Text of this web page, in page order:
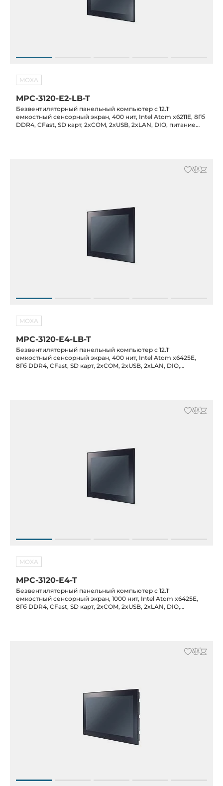
MOXA
MPC-3120-E2-LB-T
Безвентиляторный панельный компьютер с 12.1"
емкостный сенсорный экран, 400 нит, Intel Atom x6211E, 8Гб
DDR4, CFast, SD карт, 2xCOM, 2xUSB, 2xLAN, DIO, питание
MOXA
MPC-3120-E4-LB-T
Безвентиляторный панельный компьютер с 12.1"
емкостный сенсорный экран, 400 нит, Intel Atom x6425E,
8Гб DDR4, CFast, SD карт, 2xCOM, 2xUSB, 2xLAN, DIO,
MOXA
MPC-3120-E4-T
Безвентиляторный панельный компьютер с 12.1"
емкостный сенсорный экран, 1000 нит, Intel Atom x6425E,
8Гб DDR4, CFast, SD карт, 2xCOM, 2xUSB, 2xLAN, DIO,